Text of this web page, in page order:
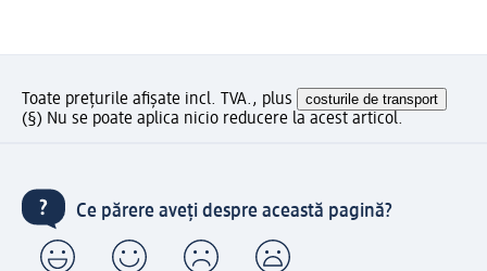
Toate prețurile afișate incl. TVA., plus costurile de transport
(§) Nu se poate aplica nicio reducere la acest articol.
Ce părere aveți despre această pagină?